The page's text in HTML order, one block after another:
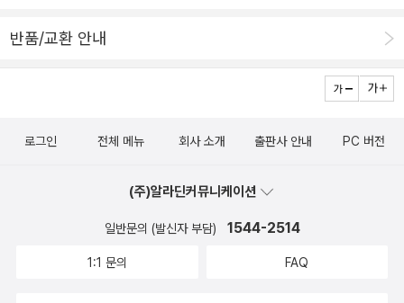
반품/교환 안내
로그인 전체 메뉴 회사 소개 출판사 안내 PC 버전
(주)알라딘커뮤니케이션
일반문의 (발신자 부담) 1544-2514
1:1 문의 FAQ